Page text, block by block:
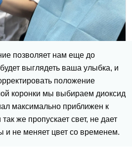
позволяет нам еще до
выглядеть ваша улыбка, и
положение
коронки мы выбираем диоксид
максимально приближен к
же пропускает свет, не дает
и не меняет цвет со временем.